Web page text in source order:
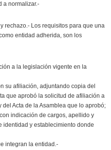
a normalizar.-
rechazo.- Los requisitos para que una
entidad adherida, son los
a la legislación vigente en la
su afiliación, adjuntando copia del
que aprobó la solicitud de afiliación a
del Acta de la Asamblea que lo aprobó;
indicación de cargos, apellido y
identidad y establecimiento donde
integran la entidad.-